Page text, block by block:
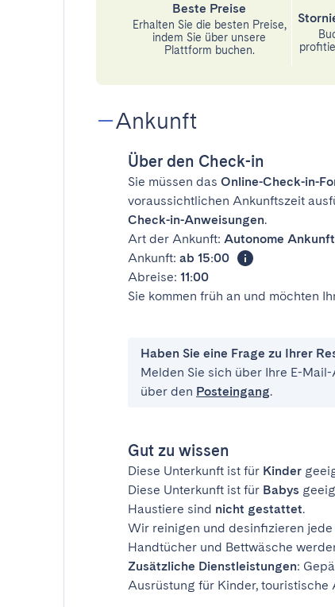
Beste Preise
Erhalten Sie die besten Preise,
indem Sie über unsere
Plattform buchen.
Ankunft
Über den Check-in
Sie müssen das Online-Check-in-
voraussichtlichen Ankunftszeit
Check-in-Anweisungen.
Art der Ankunft: Autonome Ankunft
Ankunft: ab 15:00
Abreise: 11:00
Sie kommen früh an und möchten
Haben Sie eine Frage zu Ihrer
Melden Sie sich über Ihre E-
über den Posteingang.
Gut zu wissen
Diese Unterkunft ist für Kinder
Diese Unterkunft ist für Babys
Haustiere sind nicht gestattet.
Wir reinigen und desinfizieren
Handtücher und Bettwäsche
Zusätzliche Dienstleistungen:
Ausrüstung für Kinder, touristische